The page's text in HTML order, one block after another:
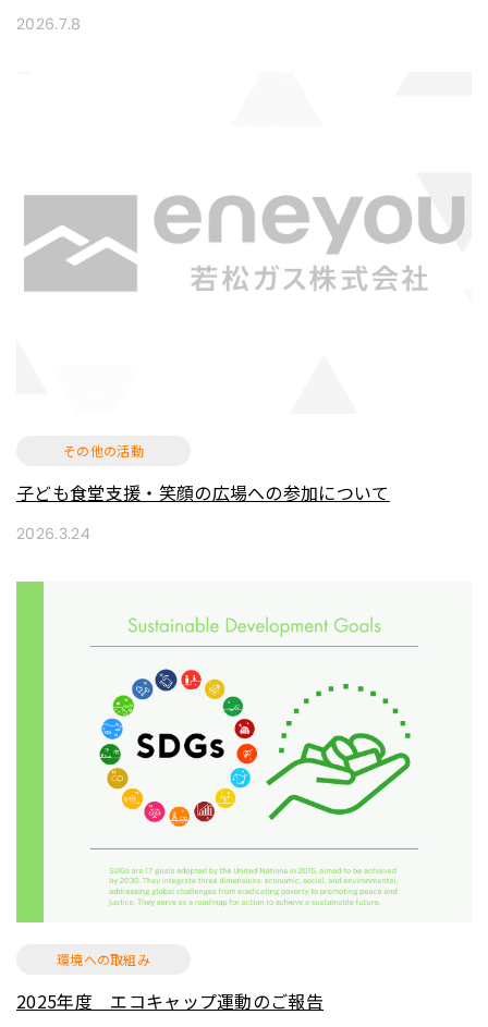
2026.7.8
2026.3.24
その他の活動
子ども食堂支援・笑顔の広場への参加について
環境への取組み
2025年度 エコキャップ運動のご報告